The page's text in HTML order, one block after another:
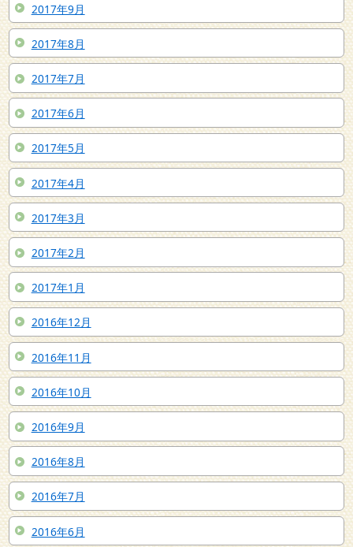
2017年9月
2017年8月
2017年7月
2017年6月
2017年5月
2017年4月
2017年3月
2017年2月
2017年1月
2016年12月
2016年11月
2016年10月
2016年9月
2016年8月
2016年7月
2016年6月